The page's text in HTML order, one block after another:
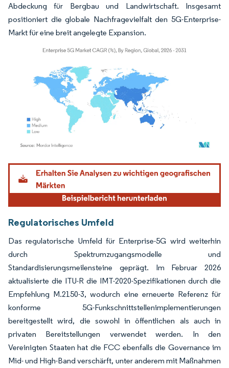
Abdeckung für Bergbau und Landwirtschaft. Insgesamt
positioniert die globale Nachfragevielfalt den 5G-Enterprise-
Markt für eine breit angelegte Expansion.
Bild © Mordor Intelligence. Wiederverwendung erfordert Namensnennung gemäß
Regulatorisches Umfeld
Das regulatorische Umfeld für Enterprise-5G wird weiterhin
durch Spektrumzugangsmodelle und
Standardisierungsmeilensteine geprägt. Im Februar 2026
aktualisierte die ITU-R die IMT-2020-Spezifikationen durch die
Empfehlung M.2150-3, wodurch eine erneuerte Referenz für
konforme 5G-Funkschnittstellenimplementierungen
bereitgestellt wird, die sowohl in öffentlichen als auch in
privaten Bereitstellungen verwendet werden. In den
Vereinigten Staaten hat die FCC ebenfalls die Governance im
Mid- und High-Band verschärft, unter anderem mit Maßnahmen